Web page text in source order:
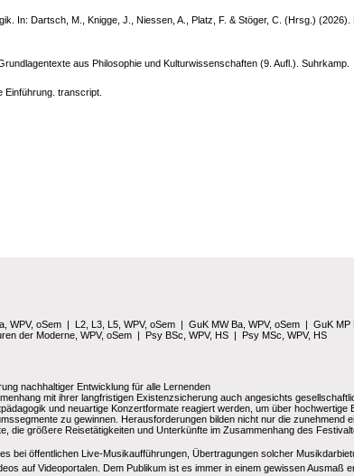
In: Dartsch, M., Knigge, J., Niessen, A., Platz, F. & Stöger, C. (Hrsg.)
aus Philosophie und Kulturwissenschaften (9. Aufl.). Suhrkamp.
transcript.
WPV, oSem | L2, L3, L5, WPV, oSem | GuK MW Ba, WPV, oSem | GuK MP
der Moderne, WPV, oSem | Psy BSc, WPV, HS | Psy MSc, WPV, HS
nachhaltiger Entwicklung für alle Lernenden
mit ihrer langfristigen Existenzsicherung auch angesichts
und neuartige Konzertformate reagiert werden, um über
zu gewinnen. Herausforderungen bilden nicht nur die
die größere Reisetätigkeiten und Unterkünfte im Zusammenhang des
bei öffentlichen Live-Musikaufführungen, Übertragungen solcher
auf Videoportalen. Dem Publikum ist es immer in einem gewissen